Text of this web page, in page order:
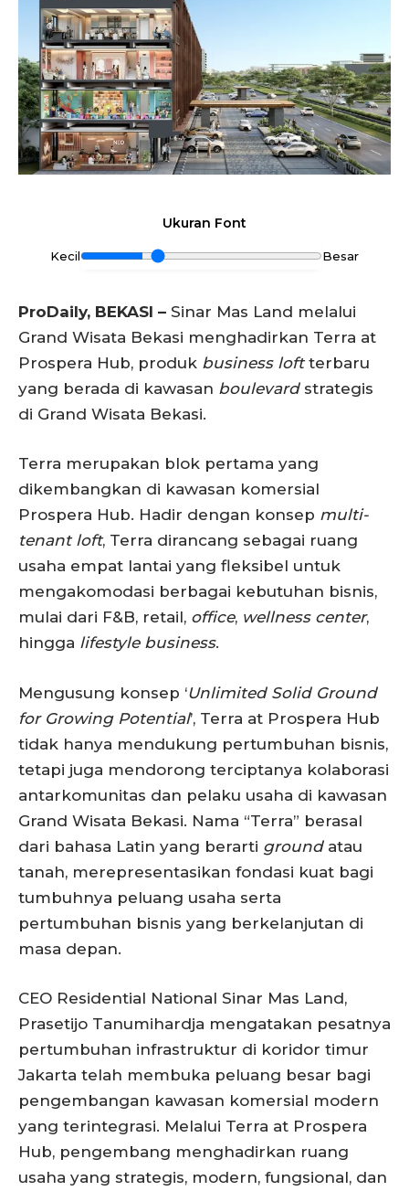
Ukuran Font
Kecil Besar
ProDaily, BEKASI – Sinar Mas Land melalui
Grand Wisata Bekasi menghadirkan Terra at
Prospera Hub, produk business loftterbaru
yang berada di kawasan boulevard strategis
di Grand Wisata Bekasi.
Terra merupakan blok pertama yang
dikembangkan di kawasan komersial
Prospera Hub. Hadir dengan konsep multi-
tenant loft, Terra dirancang sebagai ruang
usaha empat lantai yang fleksibel untuk
mengakomodasi berbagai kebutuhan bisnis,
mulai dari F&B, retail, office, wellness center,
hingga lifestyle business.
Mengusung konsep ‘Unlimited Solid Ground
for Growing Potential’, Terra at Prospera Hub
tidak hanya mendukung pertumbuhan bisnis,
tetapi juga mendorong terciptanya kolaborasi
antarkomunitas dan pelaku usaha di kawasan
Grand Wisata Bekasi. Nama “Terra” berasal
dari bahasa Latin yang berarti groundatau
tanah, merepresentasikan fondasi kuat bagi
tumbuhnya peluang usaha serta
pertumbuhan bisnis yang berkelanjutan di
masa depan.
CEO Residential National Sinar Mas Land,
Prasetijo Tanumihardja mengatakan pesatnya
pertumbuhan infrastruktur di koridor timur
Jakarta telah membuka peluang besar bagi
pengembangan kawasan komersial modern
yang terintegrasi. Melalui Terra at Prospera
Hub, pengembang menghadirkan ruang
usaha yang strategis, modern, fungsional, dan